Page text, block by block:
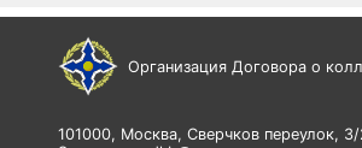
Организация Договора о
101000, Москва, Сверчков переулок, 3/